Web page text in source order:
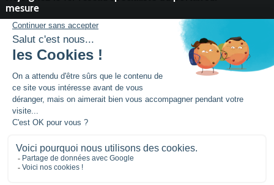
mesure
Vous souhaitez développer l'activité portail de votre entreprise ?
Rejoindre un réseau dynamique, avec un service et des outils qui
font la différence ?
DEVENIR PARTENAIRE